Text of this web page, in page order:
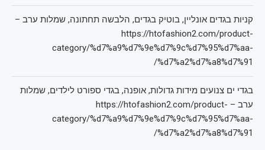
קניות בגדים אונליין, בוטיק בגדים, הלבשה תחתונה, שמלות ערב –
https://htofashion2.com/product-
category/%d7%a9%d7%9e%d7%9c%d7%95%d7%aa-
%d7%a2%d7%a8%d7%91/
בגדי ים צנועים מידות גדולות, אופנה, בגדי ספורט לילדים, שמלות
ערב – https://htofashion2.com/product-
category/%d7%a9%d7%9e%d7%9c%d7%95%d7%aa-
%d7%a2%d7%a8%d7%91/